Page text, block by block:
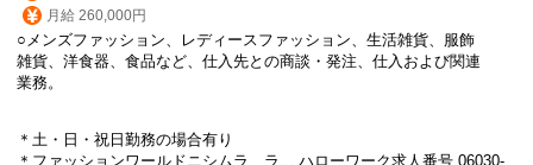
月給 260,000円
○メンズファッション 、レディース ファッション 、生活雑貨、服飾
雑貨、洋食器、食品など、仕入先との商談・発注、仕入および関連
業務。
＊土・日・祝日勤務の場合有り
＊ ファッションワールドニシムラ、ラ... ハローワーク求人番号 06030-